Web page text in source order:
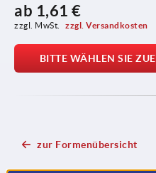
ab 1,61 €
zzgl. MwSt. zzgl. Versandkosten
BITTE WÄHLEN SIE
zur Formenübersicht